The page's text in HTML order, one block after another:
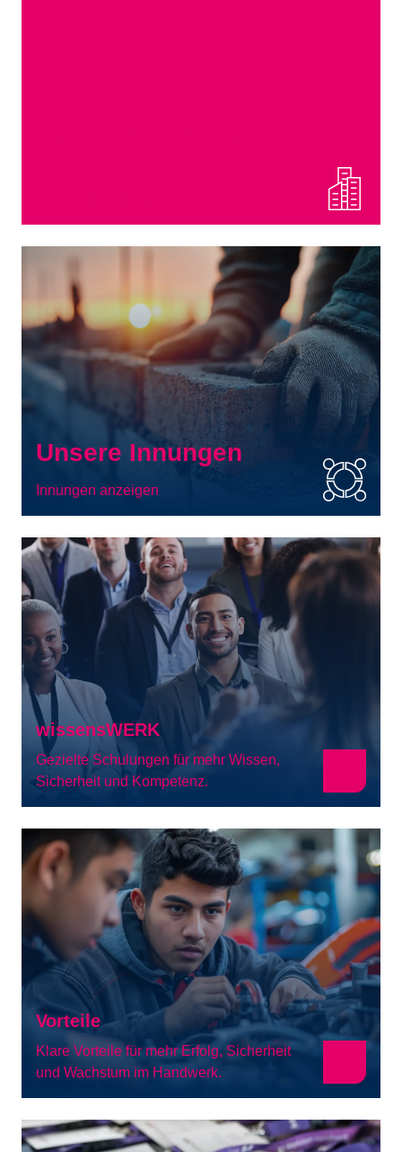
Unsere Innungen
Innungen anzeigen
wissensWERK
Gezielte Schulungen für mehr Wissen,
Sicherheit und Kompetenz.
Vorteile
Klare Vorteile für mehr Erfolg, Sicherheit
und Wachstum im Handwerk.